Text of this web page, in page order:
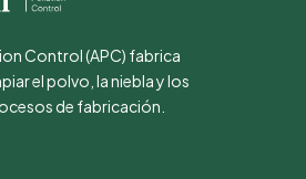
Control (APC) fabrica
el polvo, la niebla y los
de fabricación.